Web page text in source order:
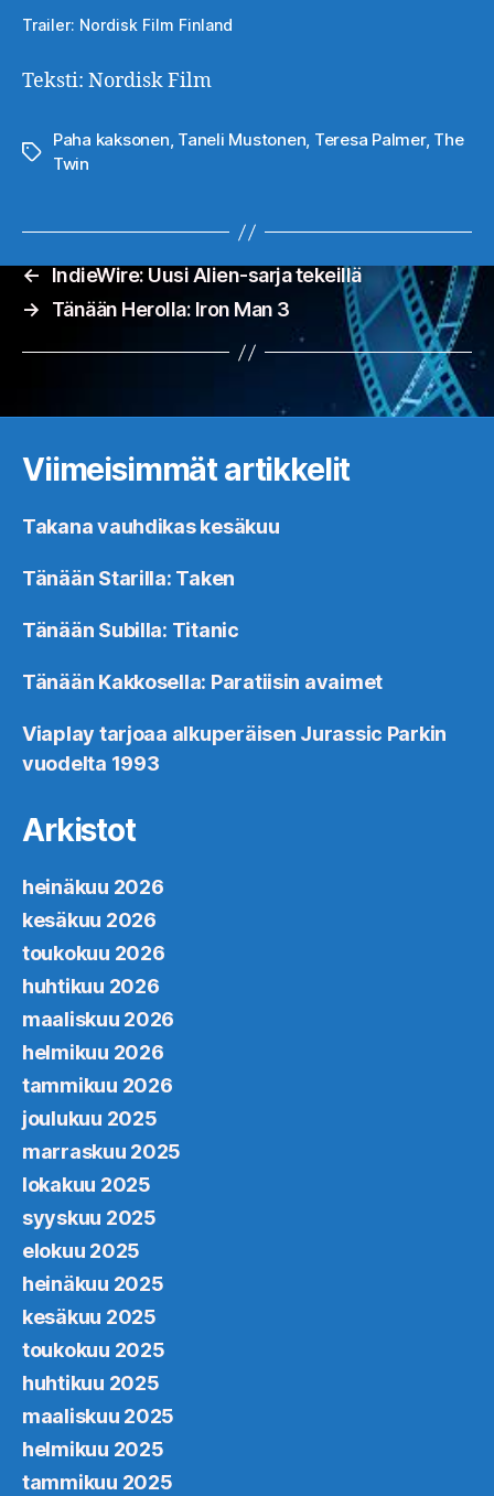
Trailer: Nordisk Film Finland
Teksti: Nordisk Film
Avainsanat
Paha kaksonen, Taneli Mustonen, Teresa Palmer, The
Twin
←
IndieWire: Uusi Alien-sarja tekeillä
→
Tänään Herolla: Iron Man 3
Viimeisimmät artikkelit
Takana vauhdikas kesäkuu
Tänään Starilla: Taken
Tänään Subilla: Titanic
Tänään Kakkosella: Paratiisin avaimet
Viaplay tarjoaa alkuperäisen Jurassic Parkin
vuodelta 1993
Arkistot
heinäkuu 2026
kesäkuu 2026
toukokuu 2026
huhtikuu 2026
maaliskuu 2026
helmikuu 2026
tammikuu 2026
joulukuu 2025
marraskuu 2025
lokakuu 2025
syyskuu 2025
elokuu 2025
heinäkuu 2025
kesäkuu 2025
toukokuu 2025
huhtikuu 2025
maaliskuu 2025
helmikuu 2025
tammikuu 2025